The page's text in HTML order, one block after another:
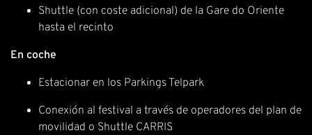
Shuttle (con coste adicional) de la Gare do Oriente
hasta el recinto
En coche
Estacionar en los Parkings Telpark
Conexión al festival a través de operadores del plan de
movilidad o Shuttle CARRIS